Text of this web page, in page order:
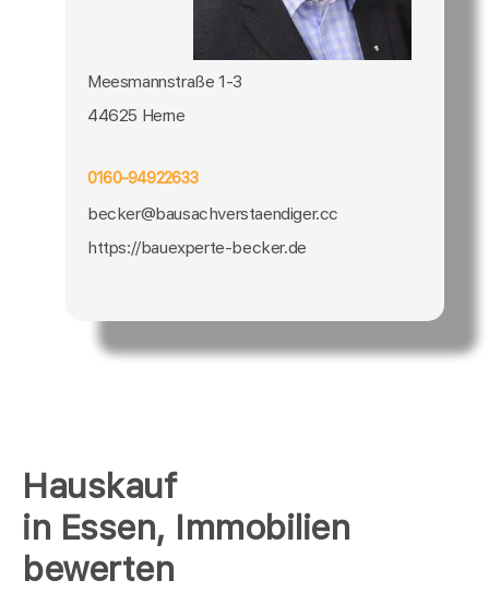
Hauskauf
in Essen, Immobilien
bewerten
Meesmannstraße 1-3
44625 Herne
0160-94922633
becker@bausachverstaendiger.cc
https://bauexperte-becker.de